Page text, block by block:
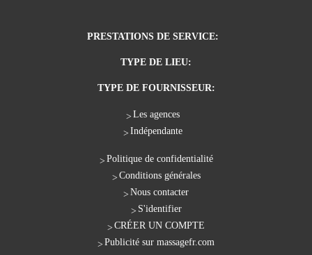
PRESTATIONS DE SERVICE:
TYPE DE LIEU:
TYPE DE FOURNISSEUR:
Les agences
Indépendante
Politique de confidentialité
Conditions générales
Nous contacter
S'identifier
CRÉER UN COMPTE
Publicité sur massagefr.com